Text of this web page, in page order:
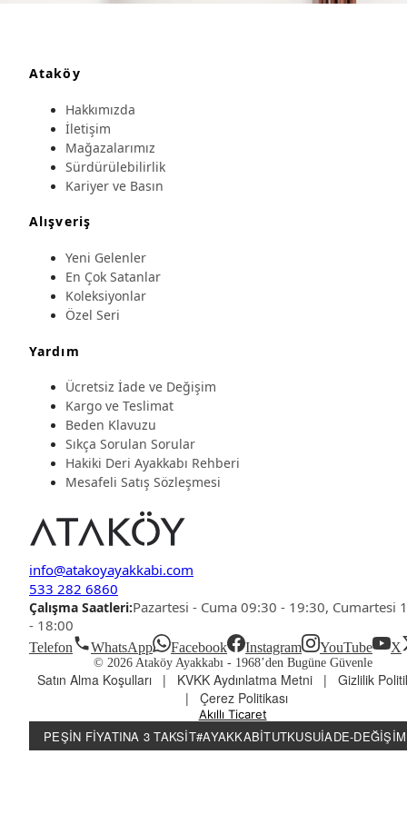
Ataköy
Hakkımızda
İletişim
Mağazalarımız
Sürdürülebilirlik
Kariyer ve Basın
Alışveriş
Yeni Gelenler
En Çok Satanlar
Koleksiyonlar
Özel Seri
Yardım
Ücretsiz İade ve Değişim
Kargo ve Teslimat
Beden Klavuzu
Sıkça Sorulan Sorular
Hakiki Deri Ayakkabı Rehberi
Mesafeli Satış Sözleşmesi
info@atakoyayakkabi.com
533 282 6860
Çalışma Saatleri:Pazartesi - Cuma 09:30 - 19:30, Cumartesi
- 18:00
Telefon WhatsApp Facebook Instagram YouTube X
© 2026 Ataköy Ayakkabı - 1968’den Bugüne Güvenle
Satın Alma Koşulları | KVKK Aydınlatma Metni |
Gizlilik
|
Çerez Politikası
Akıllı Ticaret
PEŞIN FIYATINA 3 TAKSIT#AYAKKABITUTKUSUİADE-DEĞIŞIM